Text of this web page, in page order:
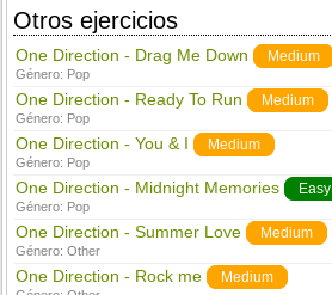
Otros ejercicios
One Direction - Drag Me Down Medium
Género: Pop
One Direction - Ready To Run Medium
Género: Pop
One Direction - You & I Medium
Género: Pop
One Direction - Midnight Memories Easy
Género: Pop
One Direction - Summer Love Medium
Género:Other
One Direction - Rock me Medium